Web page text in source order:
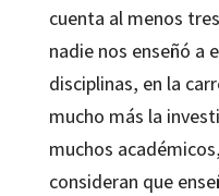
cuenta al menos
nadie nos enseñó a
disciplinas, en la
mucho más la
muchos
consideran que